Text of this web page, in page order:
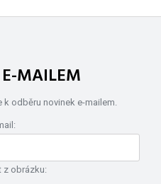
MAILEM
k odběru novinek e-mailem.
z obrázku: